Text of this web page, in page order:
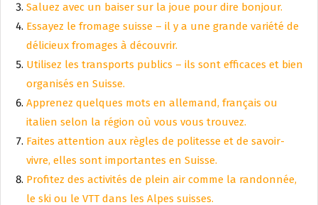
Saluez avec un baiser sur la joue pour dire bonjour.
Essayez le fromage suisse – il y a une grande variété de
délicieux fromages à découvrir.
Utilisez les transports publics – ils sont efficaces et bien
organisés en Suisse.
Apprenez quelques mots en allemand, français ou
italien selon la région où vous vous trouvez.
Faites attention aux règles de politesse et de savoir-
vivre, elles sont importantes en Suisse.
Profitez des activités de plein air comme la randonnée,
le ski ou le VTT dans les Alpes suisses.